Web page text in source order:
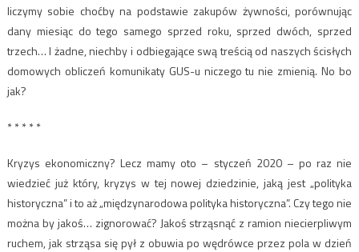
liczymy sobie choćby na podstawie zakupów żywności, porównując
dany miesiąc do tego samego sprzed roku, sprzed dwóch, sprzed
trzech… I żadne, niechby i odbiegające swą treścią od naszych ścisłych
domowych obliczeń komunikaty GUS-u niczego tu nie zmienią. No bo
jak?
* * * * *
Kryzys ekonomiczny? Lecz mamy oto – styczeń 2020 – po raz nie
wiedzieć już który, kryzys w tej nowej dziedzinie, jaką jest „polityka
historyczna” i to aż „międzynarodowa polityka historyczna”. Czy tego nie
można by jakoś… zignorować? Jakoś strząsnąć z ramion niecierpliwym
ruchem, jak strząsa się pył z obuwia po wędrówce przez pola w dzień